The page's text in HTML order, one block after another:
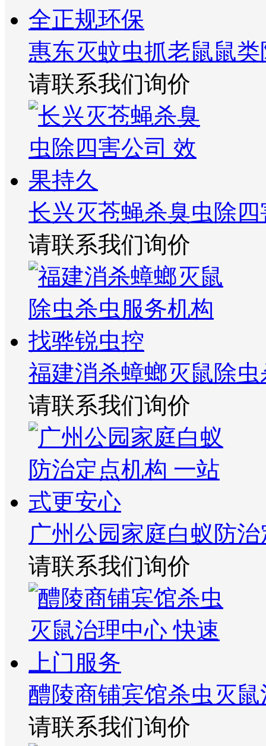
惠东灭蚊虫抓老鼠鼠
请联系我们询价
长兴灭苍蝇杀臭虫除
请联系我们询价
福建消杀蟑螂灭鼠除
请联系我们询价
广州公园家庭白蚁防
请联系我们询价
醴陵商铺宾馆杀虫灭
请联系我们询价